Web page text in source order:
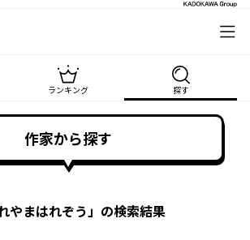
ミコミ
ミ
ランキング 探す
作家から探す
やまはれぞう」の検索結果